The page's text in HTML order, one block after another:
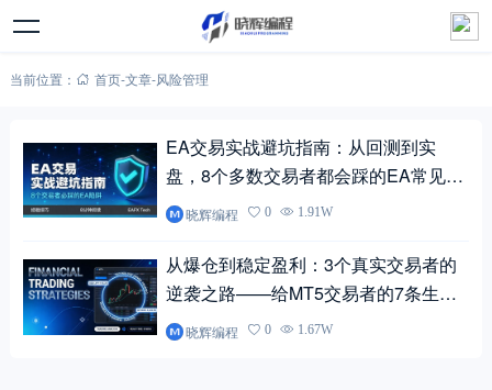
当前位置： 首页-文章-风险管理
EA交易实战避坑指南：从回测到实
盘，8个多数交易者都会踩的EA常见陷
阱晓辉编程 0 1.91W
从爆仓到稳定盈利：3个真实交易者的
逆袭之路——给MT5交易者的7条生存
法则晓辉编程 0 1.67W